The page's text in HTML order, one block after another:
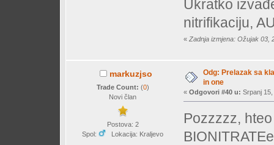
Ukratko
nitrifikaciju,
« Zadnja izmjena: Ožujak 03,
markuzjso
Trade Count: (0)
Novi član
Postova: 2
Spol:
Lokacija: Kraljevo
Odg: Prelazak sa
in one
« Odgovori #40 u: Srpanj
Pozzzzz,